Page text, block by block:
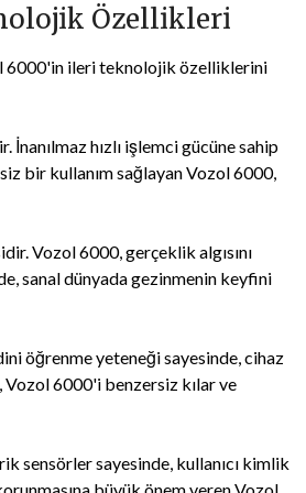
Özellikleri
6000'in ileri teknolojik özelliklerini
hızlı işlemci gücüne sahip
bir kullanım sağlayan Vozol 6000,
Vozol 6000, gerçeklik algısını
sanal dünyada gezinmenin keyfini
öğrenme yeteneği sayesinde, cihaz
Vozol 6000'i benzersiz kılar ve
sensörler sayesinde, kullanıcı kimlik